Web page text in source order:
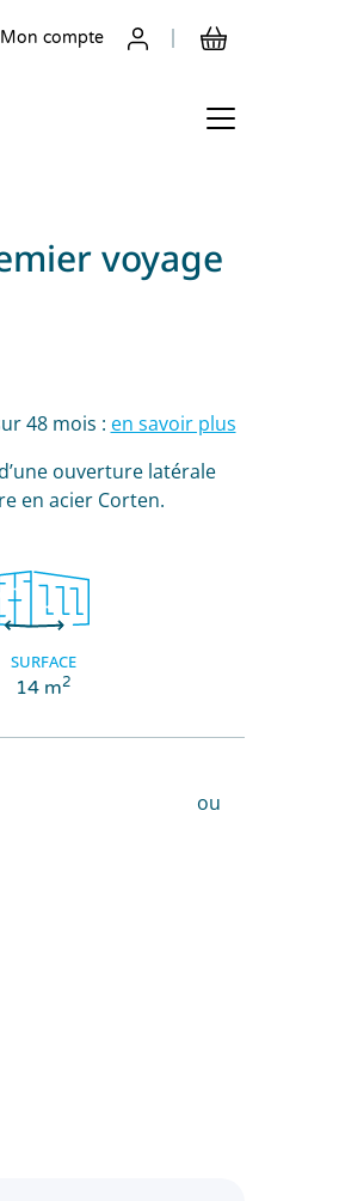
Mon compte
voyage
48 mois : en savoir plus
ouverture latérale
en acier Corten.
SURFACE
14 m2
ou